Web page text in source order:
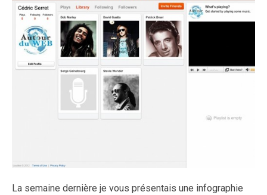
La semaine dernière je vous présentais une infographie